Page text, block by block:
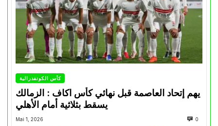
كأس الكونفدرالية
يهم إتحاد العاصمة قبل نهائي كأس اكاف : الزمالك
Mai 1, 2026 0